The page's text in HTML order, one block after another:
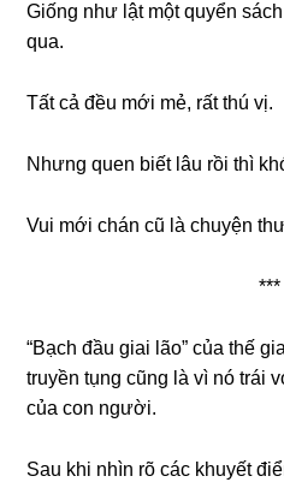
Giống như lật một quyển
qua.
Tất cả đều mới mẻ, rất thú vị.
Nhưng quen biết lâu rồi thì
Vui mới chán cũ là chuyện
***
“Bạch đầu giai lão” của thế
truyền tụng cũng là vì nó trái
của con người.
Sau khi nhìn rõ các khuyết